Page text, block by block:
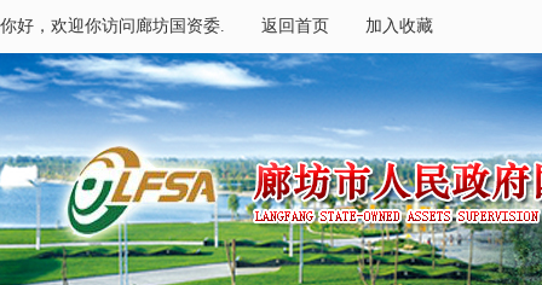
你好，欢迎你访问廊坊国资委. 返回首页 加入收藏